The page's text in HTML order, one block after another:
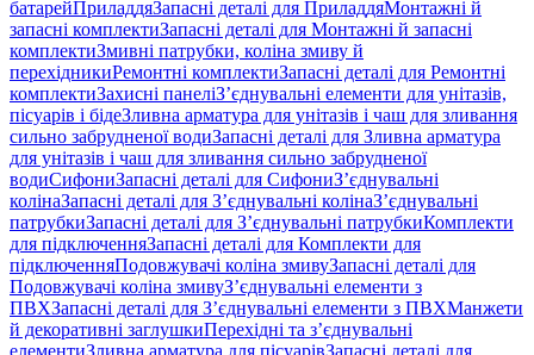
батарейПриладдяЗапасні деталі для ПриладдяМонтажні й
запасні комплектиЗапасні деталі для Монтажні й запасні
комплектиЗмивні патрубки, коліна змиву й
перехідникиРемонтні комплектиЗапасні деталі для Ремонтні
комплектиЗахисні панеліЗ’єднувальні елементи для унітазів,
пісуарів і бідеЗливна арматура для унітазів і чаш для зливання
сильно забрудненої водиЗапасні деталі для Зливна арматура
для унітазів і чаш для зливання сильно забрудненої
водиСифониЗапасні деталі для СифониЗ’єднувальні
колінаЗапасні деталі для З’єднувальні колінаЗ’єднувальні
патрубкиЗапасні деталі для З’єднувальні патрубкиКомплекти
для підключенняЗапасні деталі для Комплекти для
підключенняПодовжувачі коліна змивуЗапасні деталі для
Подовжувачі коліна змивуЗ’єднувальні елементи з
ПВХЗапасні деталі для З’єднувальні елементи з ПВХМанжети
й декоративні заглушкиПерехідні та з’єднувальні
елементиЗливна арматура для пісуарівЗапасні деталі для